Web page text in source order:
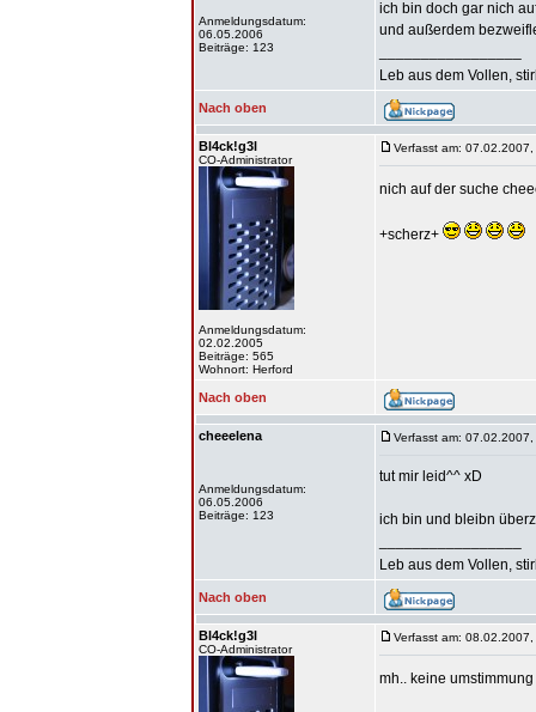
Anmeldungsdatum:
06.05.2006
Beiträge: 123
ich bin doch gar nich
und außerdem
Leb aus dem Vollen,
Nach oben
Bl4ck!g3l
CO-Administrator
Anmeldungsdatum:
02.02.2005
Beiträge: 565
Wohnort: Herford
Verfasst am:
nich auf der suche
+scherz+
Nach oben
cheeelena
Anmeldungsdatum:
06.05.2006
Beiträge: 123
Verfasst am:
tut mir leid^^ xD
ich bin und bleibn
Leb aus dem Vollen,
Nach oben
Bl4ck!g3l
CO-Administrator
Verfasst am:
mh.. keine